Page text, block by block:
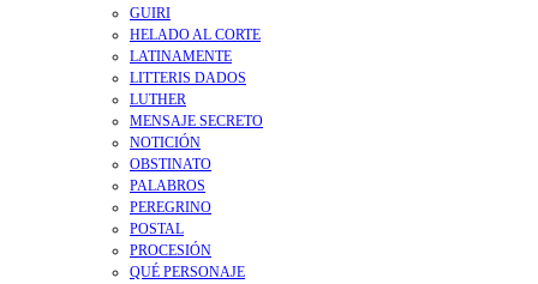
GUIRI
HELADO AL CORTE
LATINAMENTE
LITTERIS DADOS
LUTHER
MENSAJE SECRETO
NOTICIÓN
OBSTINATO
PALABROS
PEREGRINO
POSTAL
PROCESIÓN
QUÉ PERSONAJE